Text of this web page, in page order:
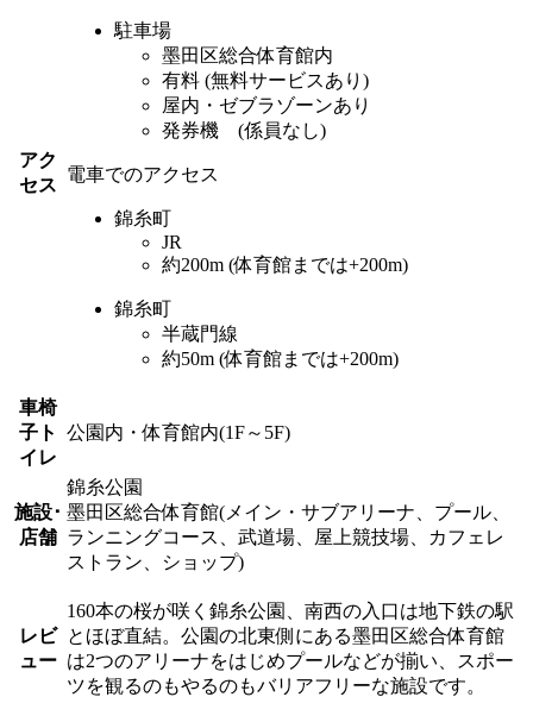
アク
セス
駐車場
墨田区総合体育館内
有料 (無料サービスあり)
屋内・ゼブラゾーンあり
発券機 (係員なし)
電車でのアクセス
錦糸町
JR
約200m (体育館までは+200m)
錦糸町
半蔵門線
約50m (体育館までは+200m)
車椅
子ト
イレ
公園内・体育館内(1F～5F)
施設･
店舗
錦糸公園
墨田区総合体育館(メイン・サブアリーナ、プール、
ランニングコース、武道場、屋上競技場、カフェレ
ストラン、ショップ)
レビ
ュー
160本の桜が咲く錦糸公園、南西の入口は地下鉄の駅
とほぼ直結。公園の北東側にある墨田区総合体育館
は2つのアリーナをはじめプールなどが揃い、スポー
ツを観るのもやるのもバリアフリーな施設です。